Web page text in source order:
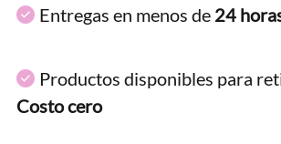
Entregas en menos de 24
Productos disponibles para
Costo cero